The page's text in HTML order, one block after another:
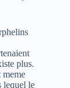
plus.
meme
lequel le